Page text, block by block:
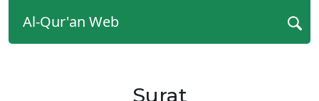
Al-Qur'an Web
Surat